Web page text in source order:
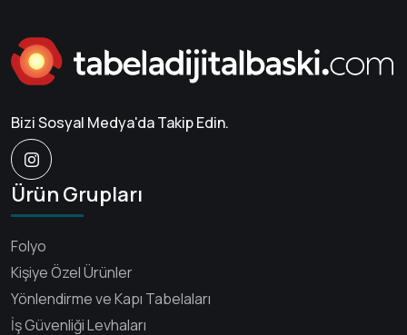
Bizi Sosyal Medya'da Takip Edin.
Ürün Grupları
Folyo
Kişiye Özel Ürünler
Yönlendirme ve Kapı Tabelaları
İş Güvenliği Levhaları